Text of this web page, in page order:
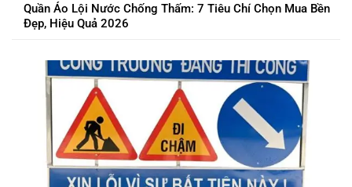
Quần Áo Lội Nước Chống Thấm: 7 Tiêu Chí Chọn Mua Bền
Đẹp, Hiệu Quả 2026